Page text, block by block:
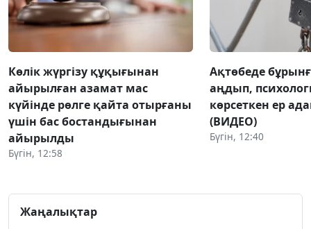
Көлік жүргізу құқығынан
айырылған азамат мас
күйінде рөлге қайта отырғаны
үшін бас бостандығынан
айырылды
Бүгін, 12:58
Ақтөбеде
аңдып,
көрсеткен ер
(ВИДЕО)
Бүгін, 12:40
Жаңалықтар